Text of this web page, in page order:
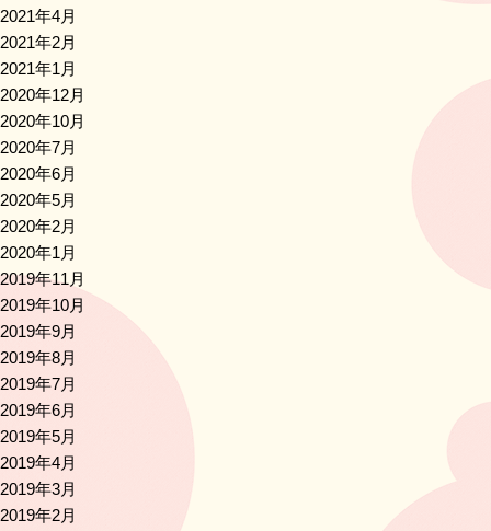
2021年4月
2021年2月
2021年1月
2020年12月
2020年10月
2020年7月
2020年6月
2020年5月
2020年2月
2020年1月
2019年11月
2019年10月
2019年9月
2019年8月
2019年7月
2019年6月
2019年5月
2019年4月
2019年3月
2019年2月